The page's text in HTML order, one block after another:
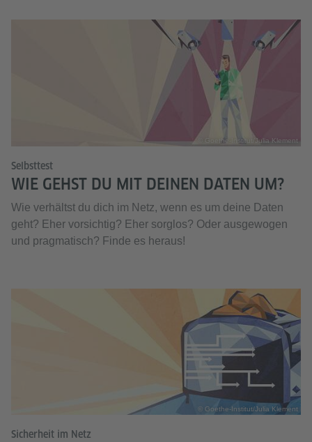
© Goethe-Institut/Julia Klement
Selbsttest
WIE GEHST DU MIT DEINEN DATEN UM?
Wie verhältst du dich im Netz, wenn es um deine Daten
geht? Eher vorsichtig? Eher sorglos? Oder ausgewogen
und pragmatisch? Finde es heraus!
© Goethe-Institut/Julia Klement
Sicherheit im Netz